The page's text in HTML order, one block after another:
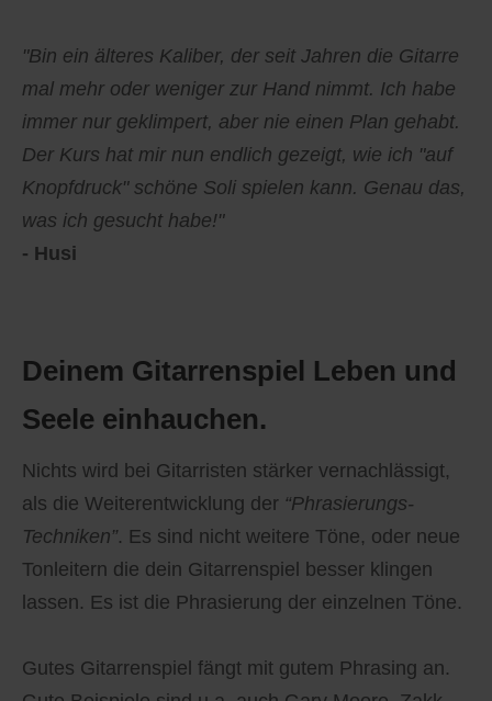
"Bin ein älteres Kaliber, der seit Jahren die Gitarre
mal mehr oder weniger zur Hand nimmt. Ich habe
immer nur geklimpert, aber nie einen Plan gehabt.
Der Kurs hat mir nun endlich gezeigt, wie ich "auf
Knopfdruck" schöne Soli spielen kann. Genau das,
was ich gesucht habe!"
- Husi
Deinem Gitarrenspiel Leben und
Seele einhauchen.
Nichts wird bei Gitarristen stärker vernachlässigt,
als die Weiterentwicklung der “Phrasierungs-
Techniken”. Es sind nicht weitere Töne, oder neue
Tonleitern die dein Gitarrenspiel besser klingen
lassen. Es ist die Phrasierung der einzelnen Töne.
Gutes Gitarrenspiel fängt mit gutem Phrasing an.